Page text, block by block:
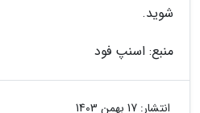
شوید.
منبع: اسنپ فود
انتشار: 17 بهمن 1403